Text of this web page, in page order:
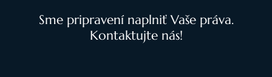
Sme pripravení naplniť Vaše práva.
Kontaktujte nás!